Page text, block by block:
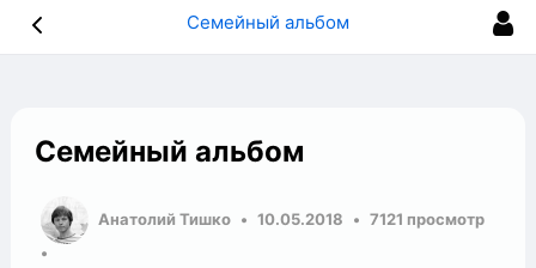
Семейный альбом
Семейный альбом
Анатолий Тишко 10.05.2018 7121 просмотр